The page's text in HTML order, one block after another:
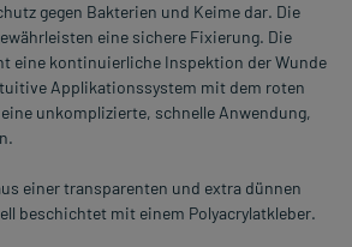
gegen Bakterien und Keime dar. Die
eine sichere Fixierung. Die
eine kontinuierliche Inspektion der Wunde
Applikationssystem mit dem roten
unkomplizierte, schnelle Anwendung,
einer transparenten und extra dünnen
beschichtet mit einem Polyacrylatkleber.